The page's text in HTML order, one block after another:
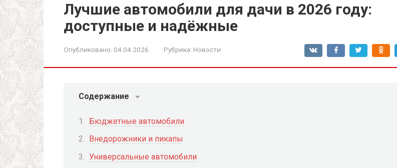
Лучшие автомобили для дачи в 2026 году:
доступные и надёжные
Опубликовано: 04.04.2026 Рубрика: Новости
Содержание
Бюджетные автомобили
Внедорожники и пикапы
Универсальные автомобили